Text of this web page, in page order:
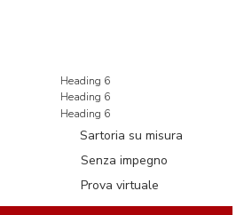
Heading 6
Heading 6
Heading 6
Sartoria su misura
Senza impegno
Prova virtuale